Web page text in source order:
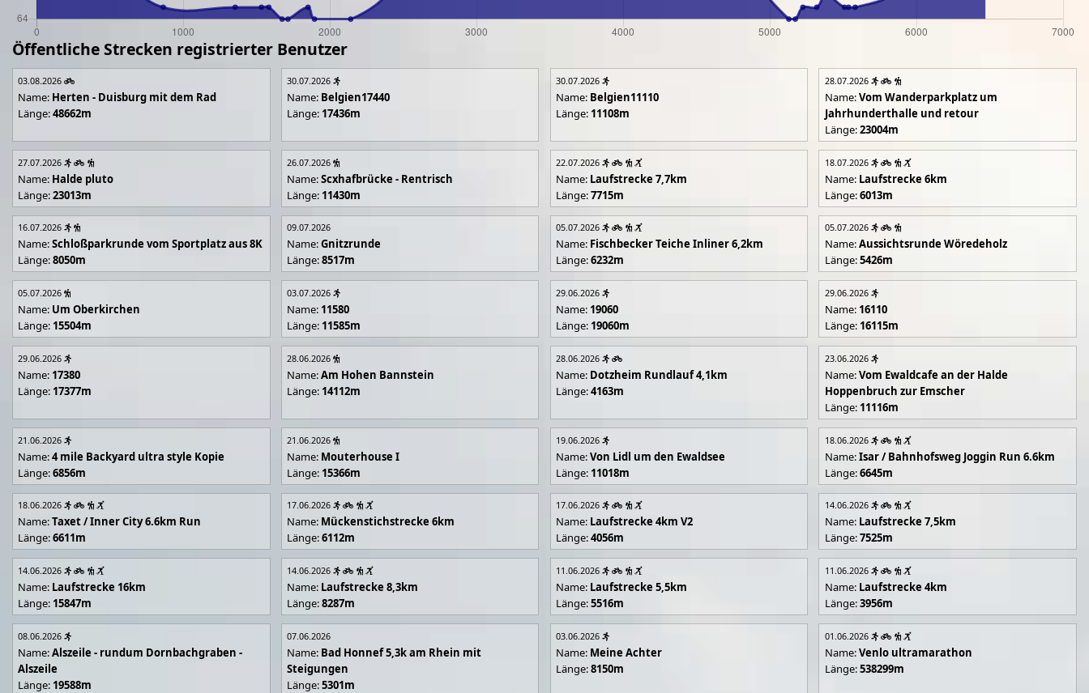
Öffentliche Strecken registrierter Benutzer
03.08.2026
Name: Herten - Duisburg mit dem Rad
Länge:48662m
30.07.2026
Name: Belgien17440
Länge: 17436m
30.07.2026
Name: Belgien11110
Länge: 11108m
28.07.2026
Name:Vom Wanderparkplatz um
Jahrhunderthalle und retour
Länge:23004m
27.07.2026
Name: Halde pluto
Länge:23013m
26.07.2026
Name:Scxhafbrücke - Rentrisch
Länge: 11430m
22.07.2026
Name: Laufstrecke 7,7km
Länge:7715m
18.07.2026
Name: Laufstrecke 6km
Länge:6013m
16.07.2026
Name:Schloßparkrunde vom Sportplatz aus 8K
Länge:8050m
09.07.2026
Name:Gnitzrunde
Länge:8517m
05.07.2026
Name: Fischbecker Teiche Inliner 6,2km
Länge:6232m
05.07.2026
Name:Aussichtsrunde Wöredeholz
Länge:5426m
05.07.2026
Name: Um Oberkirchen
Länge: 15504m
03.07.2026
Name: 11580
Länge: 11585m
29.06.2026
Name: 19060
Länge: 19060m
29.06.2026
Name: 16110
Länge: 16115m
29.06.2026
Name: 17380
Länge: 17377m
28.06.2026
Name:Am Hohen Bannstein
Länge: 14112m
28.06.2026
Name: Dotzheim Rundlauf 4,1km
Länge:4163m
23.06.2026
Name:Vom Ewaldcafe an der Halde
Hoppenbruch zur Emscher
Länge: 11116m
21.06.2026
Name:4 mile Backyard ultra style Kopie
Länge:6856m
21.06.2026
Name: Mouterhouse I
Länge: 15366m
19.06.2026
Name:Von Lidl um den Ewaldsee
Länge: 11018m
18.06.2026
Name:Isar / Bahnhofsweg Joggin Run 6.6km
Länge:6645m
18.06.2026
Name:Taxet / Inner City 6.6km Run
Länge:6611m
17.06.2026
Name: Mückenstichstrecke 6km
Länge:6112m
17.06.2026
Name: Laufstrecke 4km V2
Länge:4056m
14.06.2026
Name: Laufstrecke 7,5km
Länge:7525m
14.06.2026
Name: Laufstrecke 16km
Länge: 15847m
14.06.2026
Name: Laufstrecke 8,3km
Länge:8287m
11.06.2026
Name: Laufstrecke 5,5km
Länge:5516m
11.06.2026
Name: Laufstrecke 4km
Länge:3956m
08.06.2026
Name:Alszeile - rundum Dornbachgraben -
Alszeile
Länge: 19588m
07.06.2026
Name: Bad Honnef 5,3k am Rhein mit
Steigungen
Länge:5301m
03.06.2026
Name: Meine Achter
Länge:8150m
01.06.2026
Name:Venlo ultramarathon
Länge:538299m